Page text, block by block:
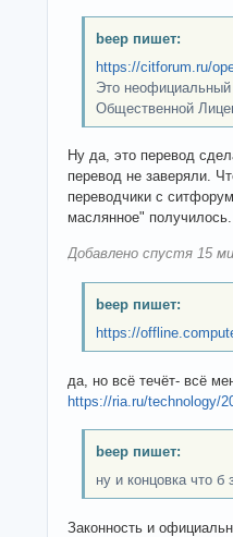
beep пишет:
https://citforum.ru/
Это неофициальный
Общественной
Ну да, это перевод
перевод не заверяли.
переводчики с
маслянное" получилось.
Добавлено спустя 15
beep пишет:
https://
да, но всё течёт- всё
https://ria.ru/technology/
beep пишет:
ну и концовка что б
Законность и